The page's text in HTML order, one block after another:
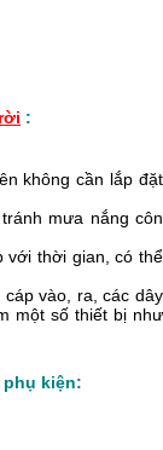
:
không cần lắp đặt
mưa nắng côn
với thời gian, có thể
vào, ra, các dây
một số thiết bị như
phụ kiện: